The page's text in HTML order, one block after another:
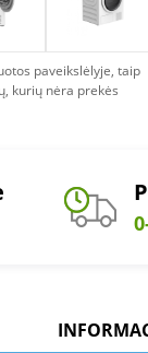
paveikslėlyje, taip
kurių nėra prekės